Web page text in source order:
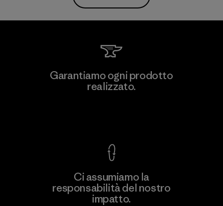
Garantiamo ogni prodotto
realizzato.
Ci assumiamo la
responsabilità del nostro
impatto.